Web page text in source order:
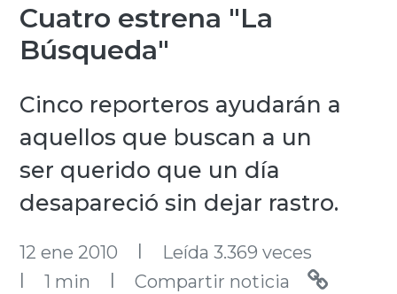
Cuatro estrena "La
Búsqueda"
Cinco reporteros ayudarán a
aquellos que buscan a un
ser querido que un día
desapareció sin dejar rastro.
12 ene 2010 l Leída 3.369 veces
l 1 min l Compartir noticia